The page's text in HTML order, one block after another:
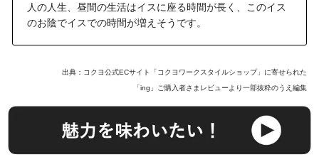
人の人生、昼間の生活はイスに座る時間が長く、このイス
のお陰でイスでの時間が増えそうです。
出典：コクヨ公式ECサイト「コクヨワークスタイルショップ」に寄せられた
「ing」ご購入者さまレビューより一部抜粋のうえ編集